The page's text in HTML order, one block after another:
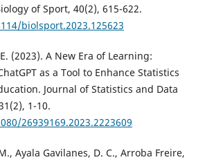
of Sport, 40(2), 615-622.
biolsport.2023.125623
(2023). A New Era of Learning:
as a Tool to Enhance Statistics
Journal of Statistics and Data
1-10.
26939169.2023.2223609
Ayala Gavilanes, D. C., Arroba Freire,